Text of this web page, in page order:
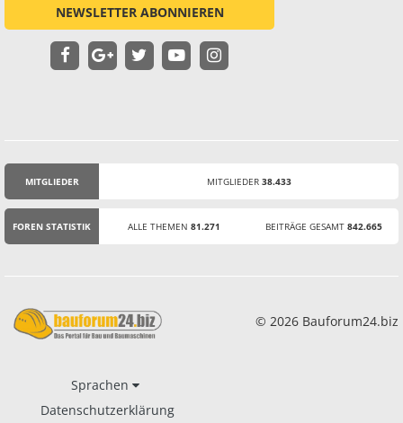
NEWSLETTER ABONNIEREN
MITGLIEDER MITGLIEDER 38.433
FOREN STATISTIK ALLE THEMEN 81.271 BEITRÄGE GESAMT 842.665
© 2026 Bauforum24.biz
Sprachen
Datenschutzerklärung